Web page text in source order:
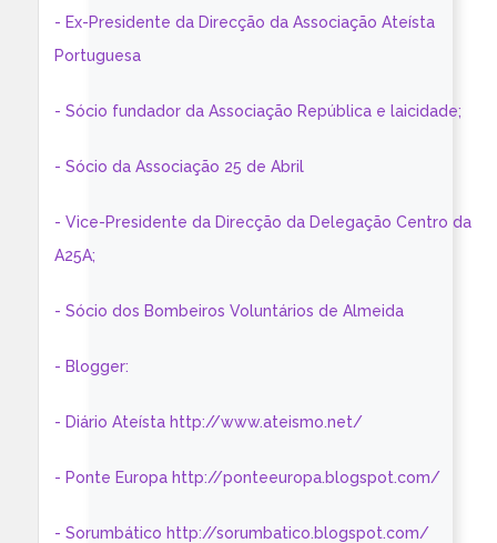
- Ex-Presidente da Direcção da Associação Ateísta
Portuguesa
- Sócio fundador da Associação República e laicidade;
- Sócio da Associação 25 de Abril
- Vice-Presidente da Direcção da Delegação Centro da
A25A;
- Sócio dos Bombeiros Voluntários de Almeida
- Blogger:
- Diário Ateísta http://www.ateismo.net/
- Ponte Europa http://ponteeuropa.blogspot.com/
- Sorumbático http://sorumbatico.blogspot.com/